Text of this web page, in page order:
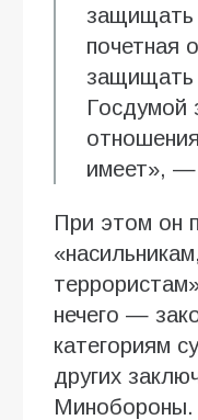
защищать
почетная
защищать
Госдумой
имеет», —
При этом он
нечего —
категориям
других
Минобороны.